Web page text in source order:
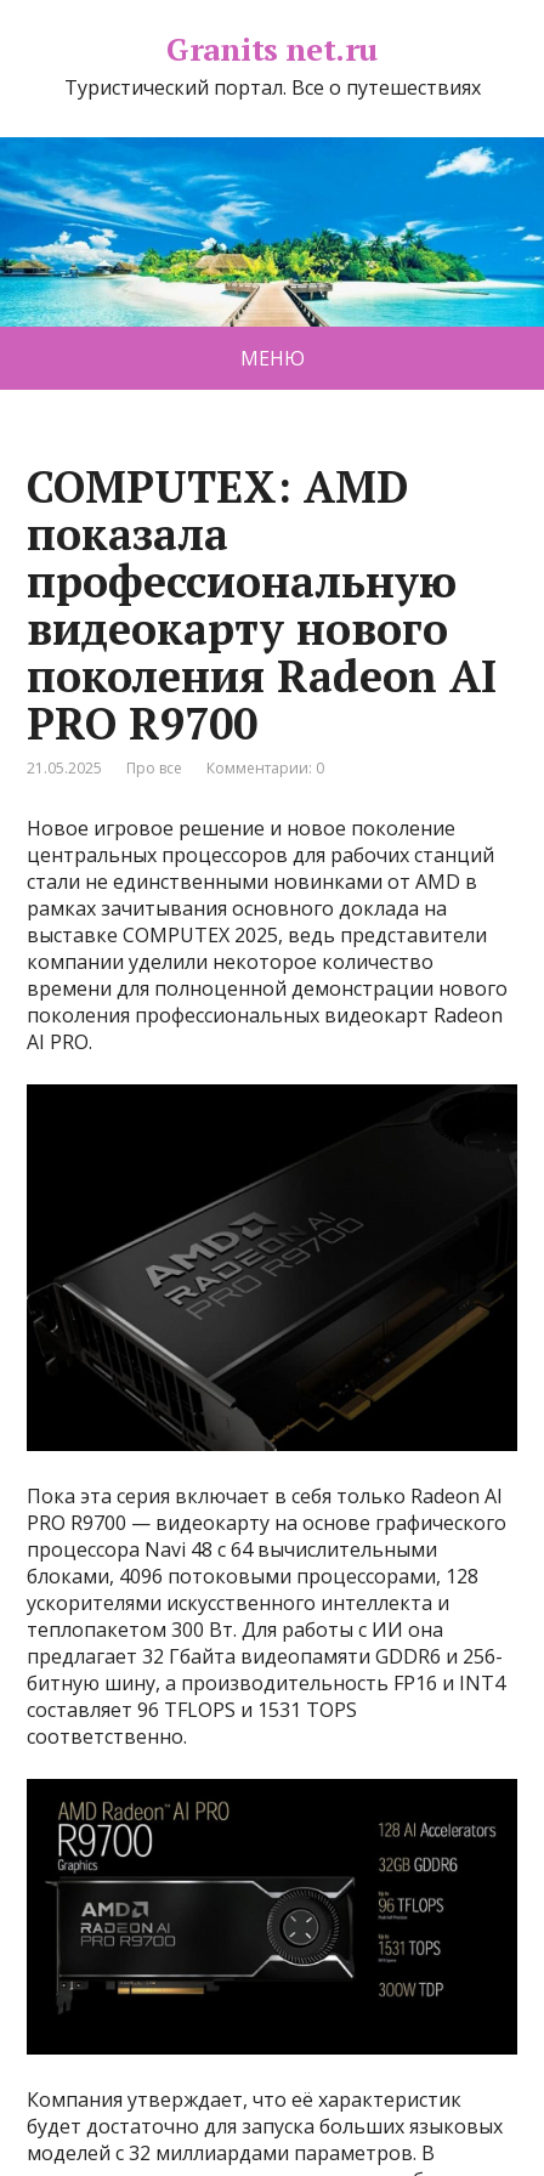
Granits net.ru
Туристический портал. Все о путешествиях
МЕНЮ
COMPUTEX: AMD
показала
профессиональную
видеокарту нового
поколения Radeon AI
PRO R9700
21.05.2025 Про все Комментарии: 0
Новое игровое решение и новое поколение
центральных процессоров для рабочих станций
стали не единственными новинками от AMD в
рамках зачитывания основного доклада на
выставке COMPUTEX 2025, ведь представители
компании уделили некоторое количество
времени для полноценной демонстрации нового
поколения профессиональных видеокарт Radeon
AI PRO.
Пока эта серия включает в себя только Radeon AI
PRO R9700 — видеокарту на основе графического
процессора Navi 48 с 64 вычислительными
блоками, 4096 потоковыми процессорами, 128
ускорителями искусственного интеллекта и
теплопакетом 300 Вт. Для работы с ИИ она
предлагает 32 Гбайта видеопамяти GDDR6 и 256-
битную шину, а производительность FP16 и INT4
составляет 96 TFLOPS и 1531 TOPS
соответственно.
Компания утверждает, что её характеристик
будет достаточно для запуска больших языковых
моделей с 32 миллиардами параметров. В